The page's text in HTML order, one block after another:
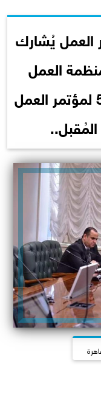
العمل يُشارك
العمل
العربية للتنسيق للدورة الـ50 لمؤتمر العمل